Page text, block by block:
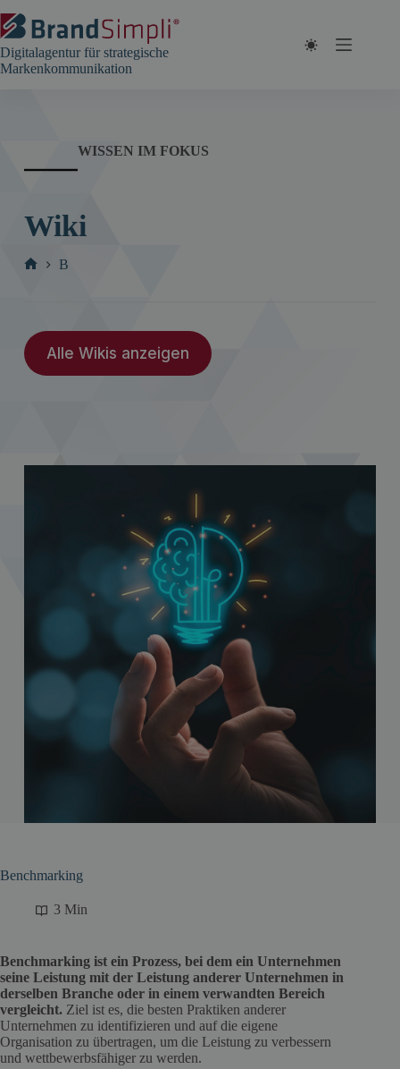
Inhalt
springen
Digitalagentur für strategische
Markenkommunikation
WISSEN IM FOKUS
Wiki
B
Alle Wikis anzeigen
Benchmarking
3 Min
Benchmarking ist ein Prozess, bei dem ein Unternehmen
seine Leistung mit der Leistung anderer Unternehmen in
derselben Branche oder in einem verwandten Bereich
vergleicht. Ziel ist es, die besten Praktiken anderer
Unternehmen zu identifizieren und auf die eigene
Organisation zu übertragen, um die Leistung zu verbessern
und wettbewerbsfähiger zu werden.